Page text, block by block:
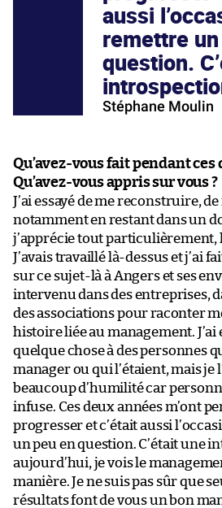
aussi
remettre
question.
Stéphane Moulin
Qu’avez-vous fait pendant ces
Qu’avez-vous appris sur vous ?
J’ai essayé de me reconstruire,
notamment en restant dans un
j’apprécie tout particulièrement,
J’avais travaillé là-dessus et j’ai
sur ce sujet-là à Angers et ses
intervenu dans des entreprises,
des associations pour raconter
histoire liée au management. J’ai
quelque chose à des personnes
manager ou qui l’étaient, mais je
beaucoup d’humilité car
infuse. Ces deux années m’ont
progresser et c’était aussi
un peu en question. C’était une
aujourd’hui, je vois le
manière. Je ne suis pas sûr que
résultats font de vous un bon